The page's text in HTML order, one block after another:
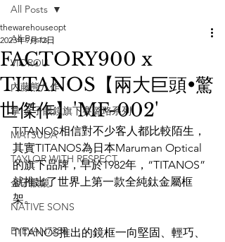
All Posts
VIOROU
內藤熊八作
掌 金子眼鏡旗下賽璐珞系列
MATSUDA
TAYLOR WITH RESPECT
金子眼鏡
NATIVE SONS
EYEVAN7285
All Posts
FACTORY900 x
TITANOS【兩大巨頭•驚
世傑作】'MF-002'
thewarehouseopt
2023年9月12日
TITANOS相信對不少客人都比較陌生，
其實TITANOS為日本Maruman Optical
的旗下品牌，早於1982年，“TITANOS”
就推出了世界上第一款全純鈦金屬框
架。
TITANOS推出的鏡框一向堅固、輕巧、